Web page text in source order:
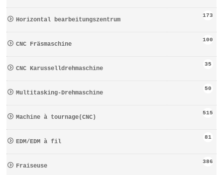
Horizontal bearbeitungszentrum
173
CNC Fräsmaschine
100
CNC Karusselldrehmaschine
35
Multitasking-Drehmaschine
50
Machine à tournage(CNC)
515
EDM/EDM à fil
81
Fraiseuse
386